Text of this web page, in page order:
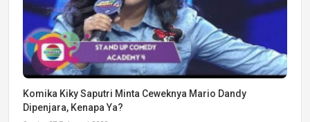
Komika Kiky Saputri Minta Ceweknya Mario Dandy
Dipenjara, Kenapa Ya?